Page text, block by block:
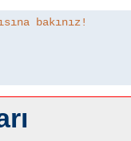
bakınız!